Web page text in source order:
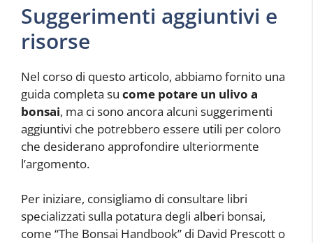
Suggerimenti aggiuntivi e
risorse
Nel corso di questo articolo, abbiamo fornito una
guida completa su come potare un ulivo a
bonsai, ma ci sono ancora alcuni suggerimenti
aggiuntivi che potrebbero essere utili per coloro
che desiderano approfondire ulteriormente
l’argomento.
Per iniziare, consigliamo di consultare libri
specializzati sulla potatura degli alberi bonsai,
come “The Bonsai Handbook” di David Prescott o